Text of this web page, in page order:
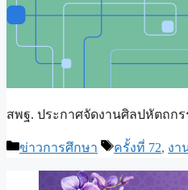
สพฐ. ประกาศจัดงานศิลปหัตถกร
Categories
ข่าวการศึกษา Tags
ครั้งที่ 72, งา